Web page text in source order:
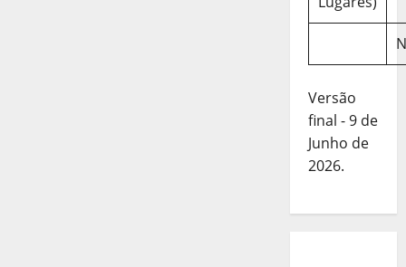
Versão
final - 9 de
Junho de
2026.